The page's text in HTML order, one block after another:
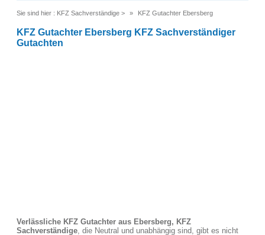
Sie sind hier : KFZ Sachverständige > KFZ Gutachter Ebersberg
KFZ Gutachter Ebersberg KFZ Sachverständiger
Gutachten
Verlässliche KFZ Gutachter aus Ebersberg, KFZ
Sachverständige, die Neutral und unabhängig sind, gibt es nicht